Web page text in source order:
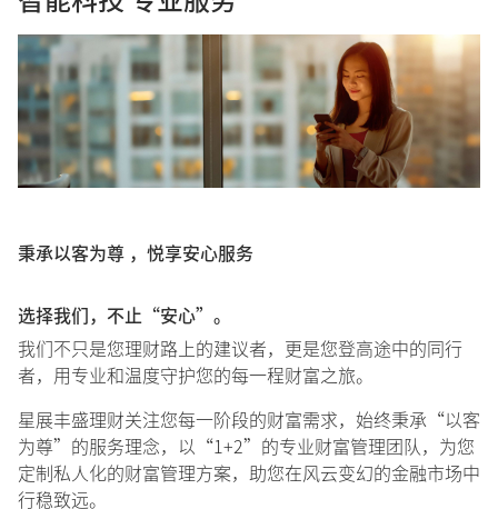
秉承以客为尊 ，悦享安心服务
选择我们，不止“安心”。
我们不只是您理财路上的建议者，更是您登高途中的同行
者，用专业和温度守护您的每一程财富之旅。
星展丰盛理财关注您每一阶段的财富需求，始终秉承“以客
为尊”的服务理念，以“1+2”的专业财富管理团队，为您
定制私人化的财富管理方案，助您在风云变幻的金融市场中
行稳致远。